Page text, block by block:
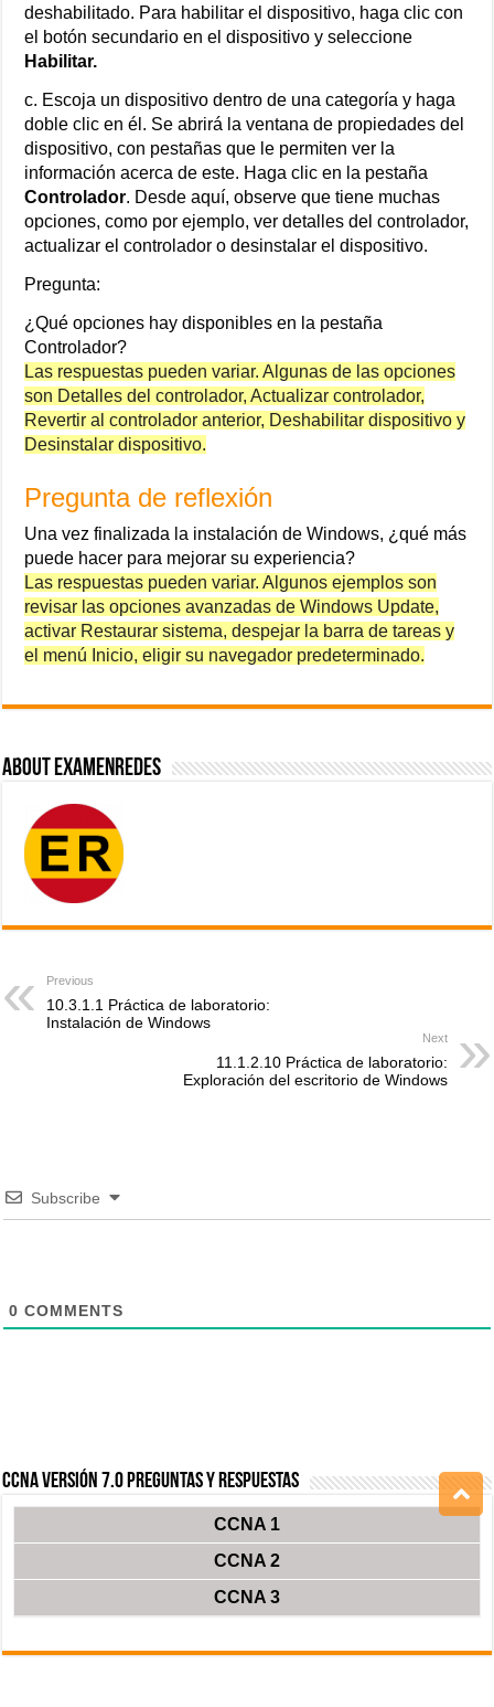
deshabilitado. Para habilitar el dispositivo, haga clic con
el botón secundario en el dispositivo y seleccione
Habilitar.
c. Escoja un dispositivo dentro de una categoría y haga
doble clic en él. Se abrirá la ventana de propiedades del
dispositivo, con pestañas que le permiten ver la
información acerca de este. Haga clic en la pestaña
Controlador. Desde aquí, observe que tiene muchas
opciones, como por ejemplo, ver detalles del controlador,
actualizar el controlador o desinstalar el dispositivo.
Pregunta:
¿Qué opciones hay disponibles en la pestaña
Controlador?
Las respuestas pueden variar. Algunas de las opciones
son Detalles del controlador, Actualizar controlador,
Revertir al controlador anterior, Deshabilitar dispositivo y
Desinstalar dispositivo.
Pregunta de reflexión
Una vez finalizada la instalación de Windows, ¿qué más
puede hacer para mejorar su experiencia?
Las respuestas pueden variar. Algunos ejemplos son
revisar las opciones avanzadas de Windows Update,
activar Restaurar sistema, despejar la barra de tareas y
el menú Inicio, eligir su navegador predeterminado.
About ExamenRedes
Previous
10.3.1.1 Práctica de laboratorio:
Instalación de Windows
Next
11.1.2.10 Práctica de laboratorio:
Exploración del escritorio de Windows
Subscribe
0 COMMENTS
CCNA Versión 7.0 Preguntas y Respuestas
CCNA 1
CCNA 2
CCNA 3